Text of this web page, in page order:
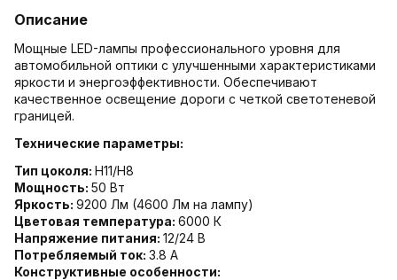
Описание
Мощные LED-лампы профессионального уровня для
автомобильной оптики с улучшенными характеристиками
яркости и энергоэффективности. Обеспечивают
качественное освещение дороги с четкой светотеневой
границей.
Технические параметры:
Тип цоколя: H11/H8
Мощность: 50 Вт
Яркость: 9200 Лм (4600 Лм на лампу)
Цветовая температура: 6000 К
Напряжение питания: 12/24 В
Потребляемый ток: 3.8 А
Конструктивные особенности: